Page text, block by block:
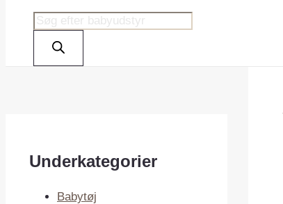
Products
search
Underkategorier
Babytøj